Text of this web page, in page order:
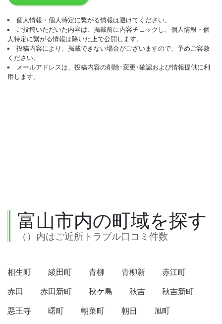
個人情報・個人特定に繋がる情報は避けてください。
ご投稿いただいた内容は、掲載前に内容チェックし、個人情報・個
人特定に繋がる情報は除いた上で公開します。
投稿内容により、掲載できない場合がございますので、予めご容赦
ください。
メールアドレスは、投稿内容の削除･変更･確認および情報提供に利
用します。
富山市内の町域を探す
（）内はご近所トラブル口コミ件数
相生町 綾田町 青柳 青柳新
赤江町
赤田
赤田新町 秋ケ島 秋吉
秋吉新町
悪王寺
曙町 朝菜町 朝日
旭町